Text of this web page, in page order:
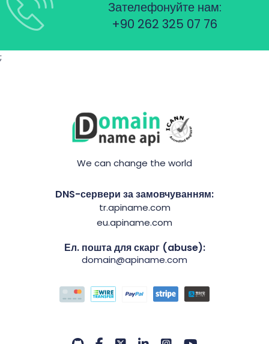
Зателефонуйте нам:
+90 262 325 07 76
;
We can change the world
DNS-сервери за замовчуванням:
tr.apiname.com
eu.apiname.com
Ел. пошта для скарг (abuse):
domain@apiname.com